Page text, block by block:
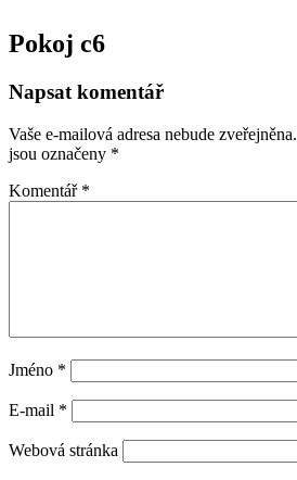
Pokoj c6
Napsat komentář
Vaše e-mailová adresa nebude zveřejněna.
jsou označeny *
Komentář *
Jméno *
E-mail *
Webová stránka